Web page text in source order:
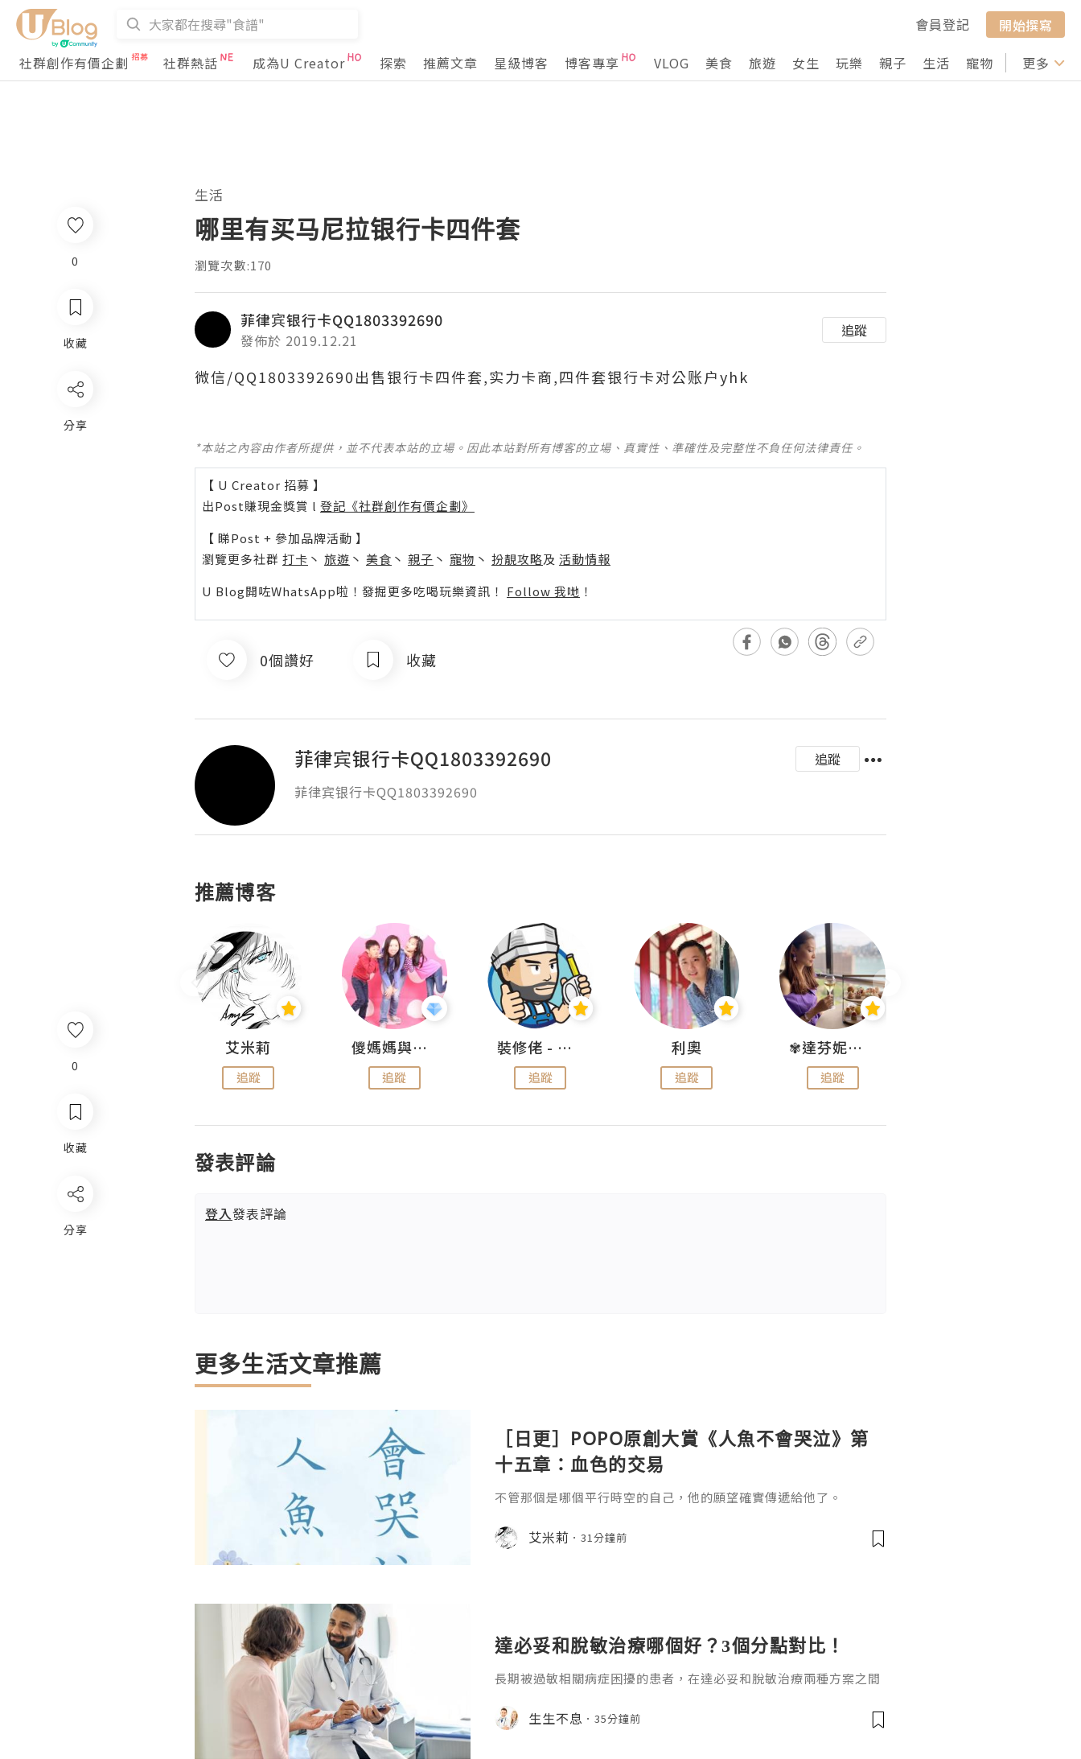
會員登記
開始撰寫
社群創作有價企劃
社群熱話 成為U Creator 探索 推薦文章 星級博客 博客專享 VLOG 美食 旅遊 女生 玩樂 親子 生活 寵物 行山 打卡
更多
0
收藏
分享
生活
哪里有买马尼拉银行卡四件套
瀏覽次數:170
菲律宾银行卡QQ1803392690
發佈於 2019.12.21
追蹤
微信/QQ1803392690出售银行卡四件套,实力卡商,四件套银行卡对公账户yhk
*本站之內容由作者所提供，並不代表本站的立場。因此本站對所有博客的立場、真實性、準確性及完整性不負任何法律責任。
【 U Creator 招募 】
出Post賺現金獎賞 l 登記《社群創作有價企劃》
【 睇Post + 參加品牌活動 】
瀏覽更多社群 打卡 丶 旅遊 丶 美食 丶 親子 丶 寵物 丶 扮靚攻略及 活動情報
U Blog開咗WhatsApp啦！發掘更多吃喝玩樂資訊！ Follow 我哋 ！
0個讚好 收藏
菲律宾银行卡QQ1803392690
追蹤
菲律宾银行卡QQ1803392690
推薦博客
艾米莉
追蹤
儍媽媽與兩隻小魔怪之家
追蹤
裝修佬 - 香港一站式網上裝修平台
追蹤
利奧
追蹤
✾達芬妮•愛孩子•愛生活✾
追蹤
發表評論
登入發表評論
更多生活文章推薦
［日更］POPO原創大賞《人魚不會哭泣》第
十五章：血色的交易
不管那個是哪個平行時空的自己，他的願望確實傳遞給他了。
艾米莉 31分鐘前
達必妥和脫敏治療哪個好？3個分點對比！
長期被過敏相關病症困擾的患者，在達必妥和脫敏治療兩種方案之間
式，卻很少有回復寫清它們的核心差異，達必妥和脫敏治療哪個好？
通過分維度的清晰對比就能得到明確答案。一、作用原理差異達必妥
生生不息 35分鐘前
0
收藏
分享